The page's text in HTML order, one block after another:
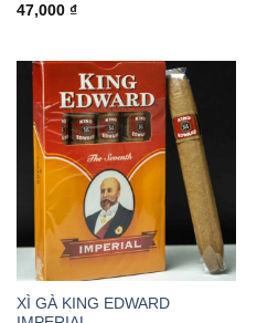
47,000 ₫
XÌ GÀ KING EDWARD